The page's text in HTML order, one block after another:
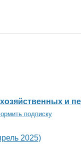
и
подписку
2025)